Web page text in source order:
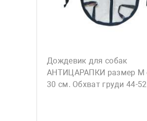
Дождевик для собак
АНТИЦАРАПКИ размер М
30 см. Обхват груди 44-